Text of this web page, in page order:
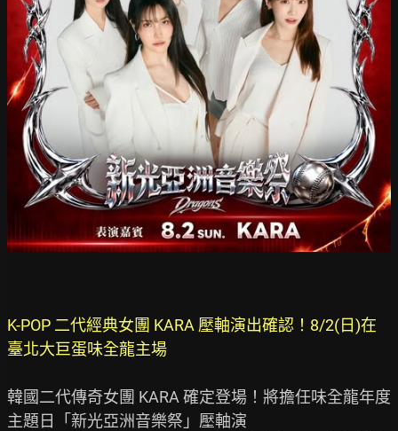
K-POP 二代經典女團 KARA 壓軸演出確認！8/2(日)在
臺北大巨蛋味全龍主場
韓國二代傳奇女團 KARA 確定登場！將擔任味全龍年度
主題日「新光亞洲音樂祭」壓軸演